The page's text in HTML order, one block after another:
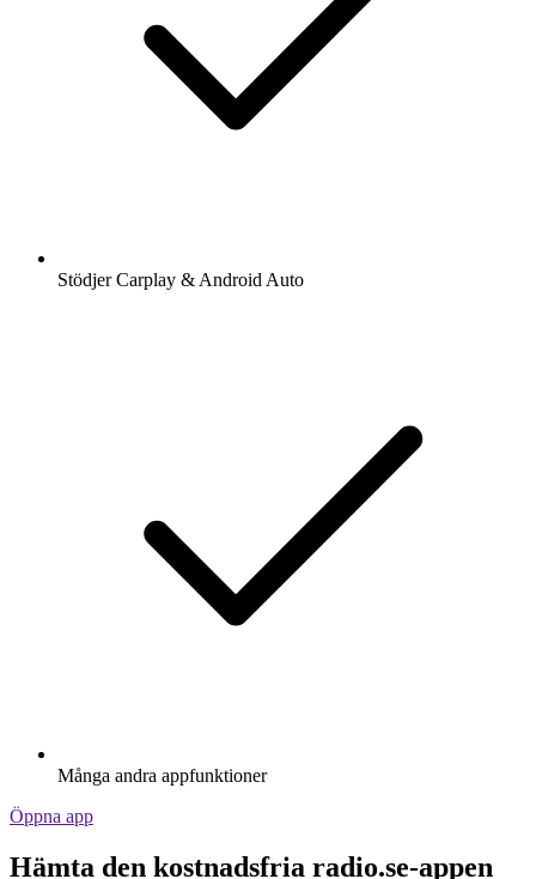
Stödjer Carplay & Android Auto
Många andra appfunktioner
Öppna app
Hämta den kostnadsfria radio.se-appen